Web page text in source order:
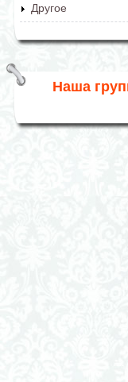
Другое
Наша